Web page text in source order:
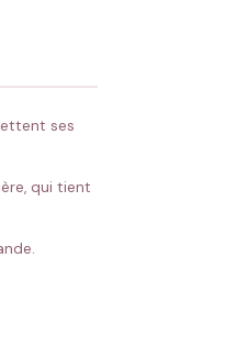
ses
qui tient